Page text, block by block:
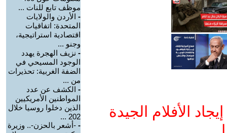
الأفلام الجيدة
موظف تابع للنات ...
- الأردن والولايات
المتحدة: اتفاقيات
اقتصادية استراتيجية،
وجنو ...
- نزيف الهجرة يهدد
الوجود المسيحي في
الضفة الغربية: تحذيرات
من ...
- الكشف عن عدد
المواطنين الأمريكيين
الذين دخلوا روسيا خلال
202 ...
- -أشعر بالحزن-.. وزيرة